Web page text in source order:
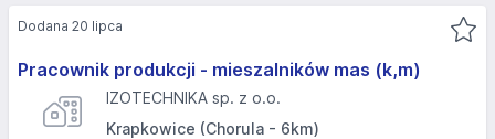
Pracownik produkcji - mieszalników mas (k,m)
IZOTECHNIKA sp. z o.o.
Krapkowice (Chorula - 6km)
Dodana 20 lipca